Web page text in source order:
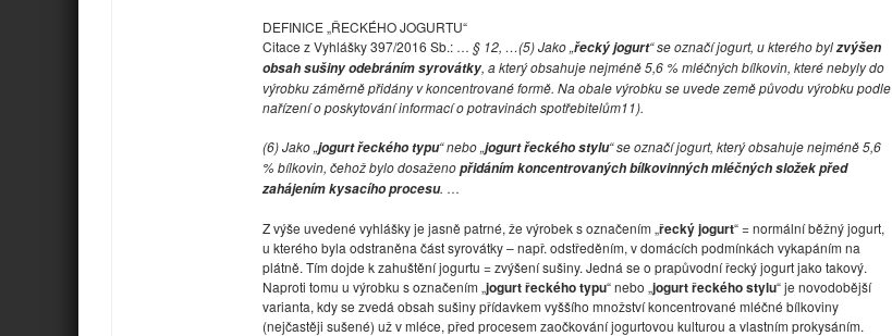
DEFINICE „ŘECKÉHO JOGURTU“
Citace z Vyhlášky 397/2016 Sb.: … § 12, …(5) Jako „řecký jogurt“ se označí jogurt, u kterého bylzvýšen
obsah sušiny odebráním syrovátky, a který obsahuje nejméně 5,6 % mléčných bílkovin, které nebyly do
výrobku záměrně přidány v koncentrované formě. Na obale výrobku se uvede země původu výrobku podle
nařízení o poskytování informací o potravinách spotřebitelům11).
(6) Jako „jogurt řeckého typu“ nebo „jogurt řeckého stylu“ se označí jogurt, který obsahuje nejméně 5,6
% bílkovin, čehož bylo dosaženopřidáním koncentrovaných bílkovinných mléčných složek před
zahájením kysacího procesu. …
Z výše uvedené vyhlášky je jasně patrné, že výrobek s označením „řecký jogurt“ = normální běžný jogurt,
u kterého byla odstraněna část syrovátky – např. odstředěním, v domácích podmínkách vykapáním na
plátně. Tím dojde k zahuštění jogurtu = zvýšení sušiny. Jedná se o prapůvodní řecký jogurt jako takový.
Naproti tomu u výrobku s označením „jogurt řeckého typu“ nebo „jogurt řeckého stylu“ je novodobější
varianta, kdy se zvedá obsah sušiny přídavkem vyššího množství koncentrované mléčné bílkoviny
(nejčastěji sušené) už v mléce, před procesem zaočkování jogurtovou kulturou a vlastním prokysáním.